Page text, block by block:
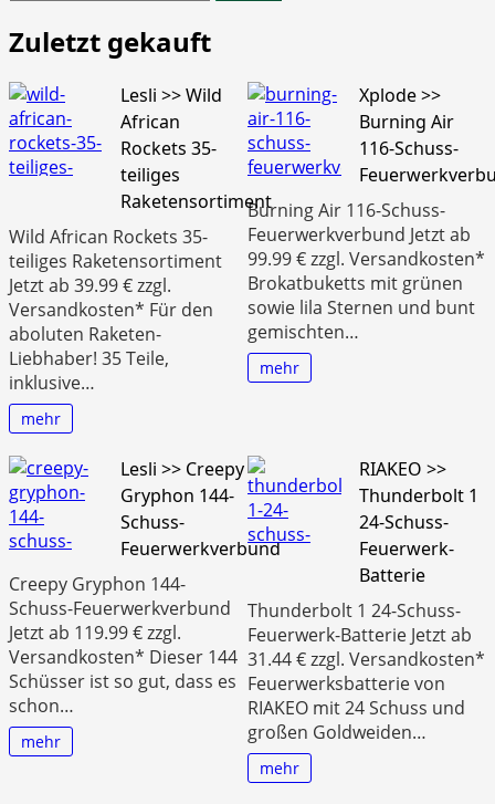
Zuletzt gekauft
Lesli >> Wild
African
Rockets 35-
teiliges
Raketensortiment
Wild African Rockets 35-
teiliges Raketensortiment
Jetzt ab 39.99 € zzgl.
Versandkosten* Für den
aboluten Raketen-
Liebhaber! 35 Teile,
inklusive…
mehr
Xplode >>
Burning Air
116-Schuss-
Burning Air 116-Schuss-
Feuerwerkverbund Jetzt ab
99.99 € zzgl. Versandkosten*
Brokatbuketts mit grünen
sowie lila Sternen und bunt
gemischten…
mehr
Lesli >> Creepy
Gryphon 144-
Schuss-
Feuerwerkverbund
Creepy Gryphon 144-
Schuss-Feuerwerkverbund
Jetzt ab 119.99 € zzgl.
Versandkosten* Dieser 144
Schüsser ist so gut, dass es
schon…
mehr
RIAKEO >>
Thunderbolt 1
24-Schuss-
Feuerwerk-
Batterie
Thunderbolt 1 24-Schuss-
Feuerwerk-Batterie Jetzt ab
31.44 € zzgl. Versandkosten*
Feuerwerksbatterie von
RIAKEO mit 24 Schuss und
großen Goldweiden…
mehr